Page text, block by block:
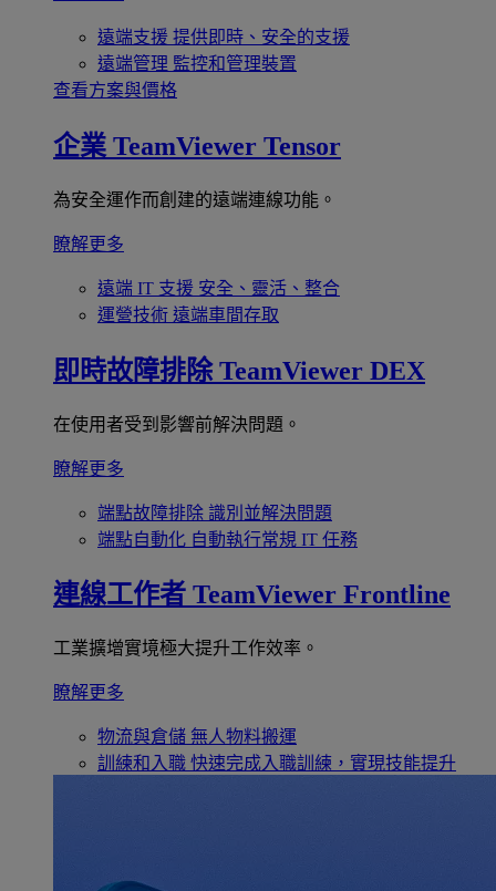
遠端支援 提供即時、安全的支援
遠端管理 監控和管理裝置
查看方案與價格
企業 TeamViewer Tensor
為安全運作而創建的遠端連線功能。
瞭解更多
遠端 IT 支援 安全、靈活、整合
運營技術 遠端車間存取
即時故障排除 TeamViewer DEX
在使用者受到影響前解決問題。
瞭解更多
端點故障排除 識別並解決問題
端點自動化 自動執行常規 IT 任務
連線工作者 TeamViewer Frontline
工業擴增實境極大提升工作效率。
瞭解更多
物流與倉儲 無人物料搬運
訓練和入職 快速完成入職訓練，實現技能提升